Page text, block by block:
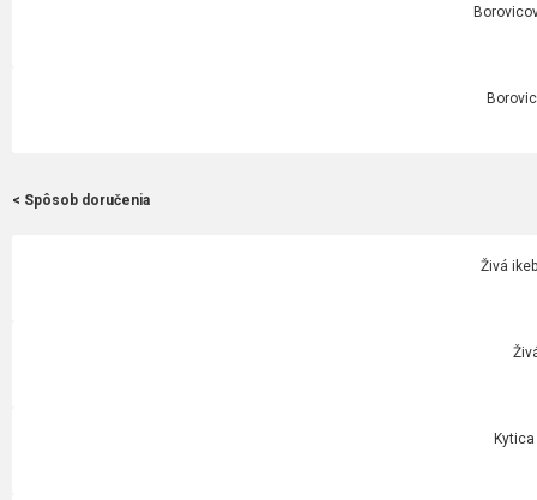
< Spôsob doručenia
Živá